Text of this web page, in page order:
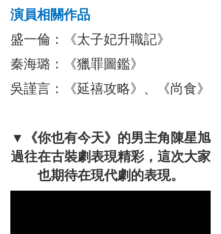
演員相關作品
盛一倫：《太子妃升職記》
秦海璐：《獵罪圖鑑》
吳謹言：《延禧攻略》、《尚食》
▼ 《你也有今天》的男主角 陳星旭
過往在古裝劇表現精彩，這次大家
也期待在現代劇的表現。